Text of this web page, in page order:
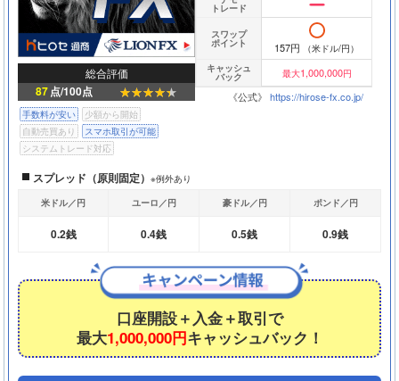
総合評価
87 点/100点
手数料が安い
少額から開始
自動売買あり
スマホ取引が可能
システムトレード対応
トレード
スワップ
ポイント 157円
（米ドル/円）
キャッシュ
バック 最大1,000,000円
《公式》 https://hirose-fx.co.jp/
スプレッド（原則固定） ※例外あり
米ドル／円
ユーロ／円 豪ドル／円 ポンド／円
0.2銭 0.4銭 0.5銭 0.9銭
口座開設＋入金＋取引で
最大1,000,000円キャッシュバック！